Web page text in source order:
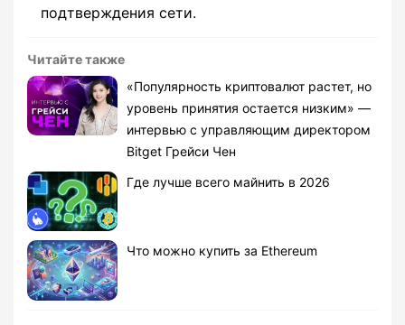
подтверждения сети.
Читайте также
«Популярность криптовалют растет, но
уровень принятия остается низким» —
интервью с управляющим директором
Bitget Грейси Чен
Где лучше всего майнить в 2026
Что можно купить за Ethereum